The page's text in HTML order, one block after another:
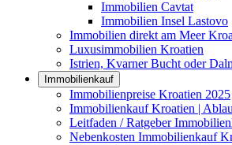
Immobilien Cavtat
Immobilien Insel Lastovo
Immobilien direkt am Meer
Luxusimmobilien Kroatien
Istrien, Kvarner Bucht oder
Immobilienkauf
Immobilienpreise Kroatien 2025
Immobilienkauf Kroatien |
Leitfaden / Ratgeber
Nebenkosten Immobilienkauf